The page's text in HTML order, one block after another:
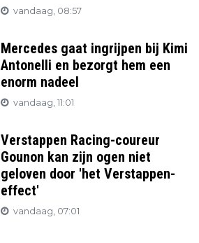
vandaag, 08:57
Mercedes gaat ingrijpen bij Kimi
Antonelli en bezorgt hem een
enorm nadeel
vandaag, 11:01
Verstappen Racing-coureur
Gounon kan zijn ogen niet
geloven door 'het Verstappen-
effect'
vandaag, 07:01